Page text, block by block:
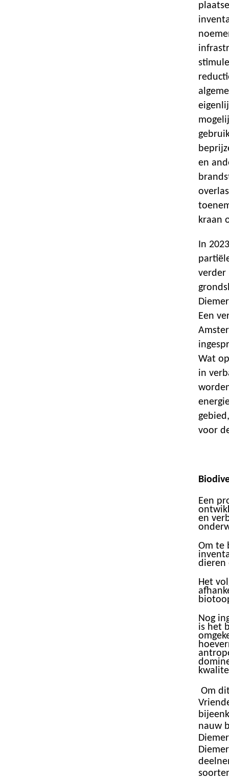
en
kraan
In
verder
Een
Wat
in
voor
Een
en
Om te
dieren
Het
Nog
is het
Om
nauw